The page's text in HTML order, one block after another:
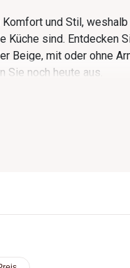
und Stil,
Küche sind. Entdecken
Beige, mit oder ohne
Sie noch heute aus.